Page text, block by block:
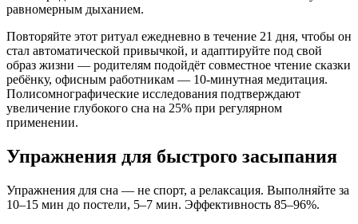
равномерным дыханием.
Повторяйте этот ритуал ежедневно в течение 21 дня, чтобы он
стал автоматической привычкой, и адаптируйте под свой
образ жизни — родителям подойдёт совместное чтение сказки
ребёнку, офисным работникам — 10-минутная медитация.
Полисомнографические исследования подтверждают
увеличение глубокого сна на 25% при регулярном
применении.
Упражнения для быстрого засыпания
Упражнения для сна — не спорт, а релаксация. Выполняйте за
10–15 мин до постели, 5–7 мин. Эффективность 85–96%.